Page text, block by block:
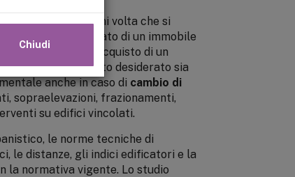
indispensabile ogni volta che si
che modifica lo stato di un immobile
prima dell’acquisto di un
se il progetto desiderato sia
anche in caso di cambio di
sopraelevazioni, frazionamenti,
su edifici vincolati.
le norme tecniche di
le distanze, gli indici edificatori e la
la normativa vigente. Lo studio
Chiudi